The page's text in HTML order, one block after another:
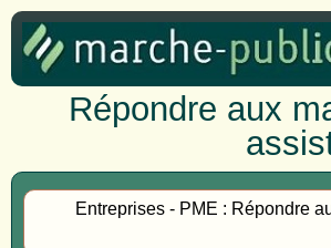
Répondre aux
Entreprises - PME : Répondre